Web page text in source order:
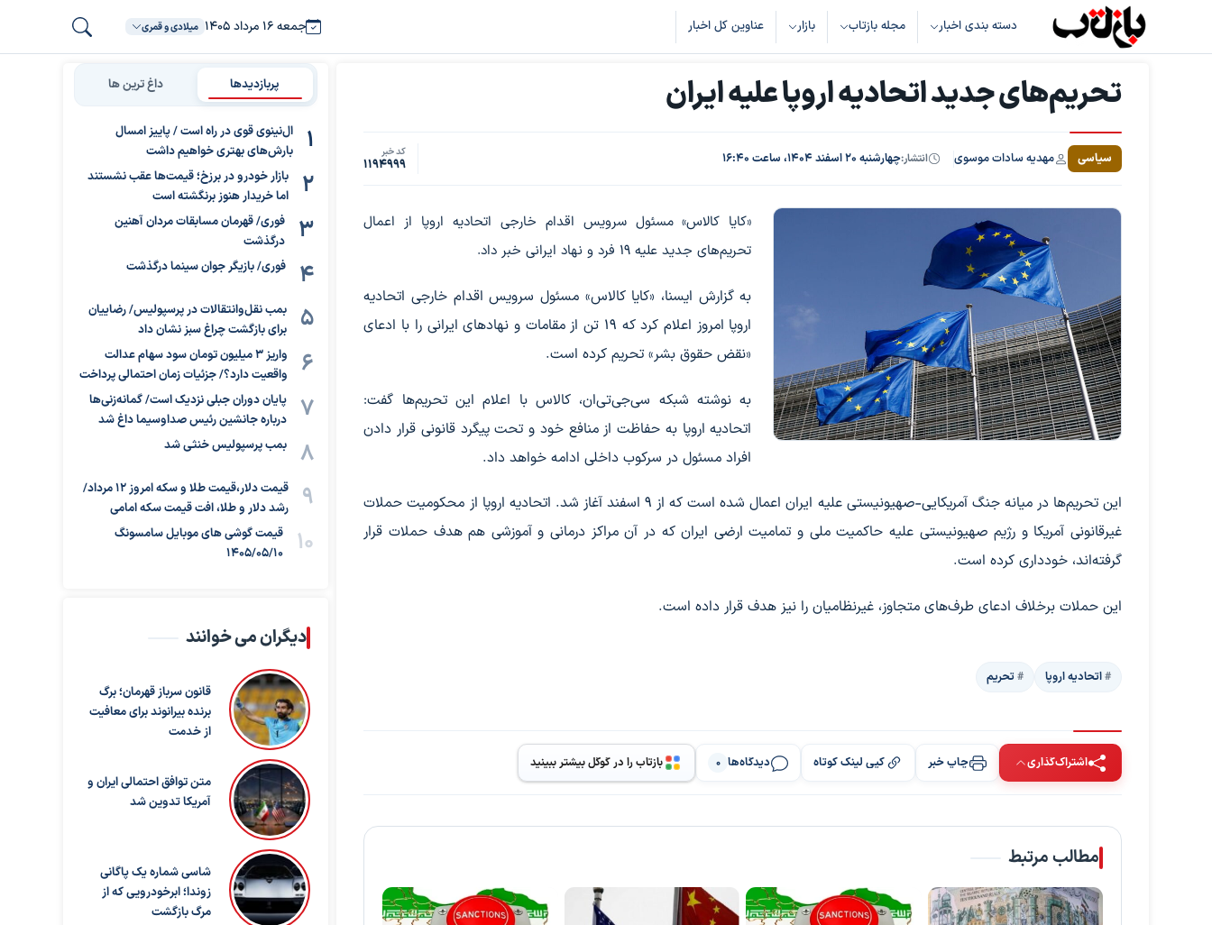
دسته بندی اخبار مجله بازتاب بازار عناوین کل اخبار جمعه ۱۶ مرداد ۱۴۰۵ میلادی و قمری
تحریم‌های جدید اتحادیه اروپا علیه ایران
سیاسی مهدیه سادات موسوی انتشار:چهارشنبه ۲۰ اسفند ۱۴۰۴، ساعت ۱۶:۴۰ کد خبر
1194999
«کایا کالاس» مسئول سرویس اقدام خارجی اتحادیه اروپا از اعمال
تحریم‌های جدید علیه ۱۹ فرد و نهاد ایرانی خبر داد.
به گزارش ایسنا، «کایا کالاس» مسئول سرویس اقدام خارجی اتحادیه
اروپا امروز اعلام کرد که ۱۹ تن از مقامات و نهادهای ایرانی را با ادعای
«نقض حقوق بشر» تحریم کرده است.
به نوشته شبکه سی‌جی‌تی‌ان، کالاس با اعلام این تحریم‌ها گفت:
اتحادیه اروپا به حفاظت از منافع خود و تحت پیگرد قانونی قرار دادن
افراد مسئول در سرکوب داخلی ادامه خواهد داد.
این تحریم‌ها در میانه جنگ آمریکایی-صهیونیستی علیه ایران اعمال شده است که از ۹ اسفند آغاز شد. اتحادیه اروپا از محکومیت حملات
غیرقانونی آمریکا و رژیم صهیونیستی علیه حاکمیت ملی و تمامیت ارضی ایران که در آن مراکز درمانی و آموزشی هم هدف حملات قرار
گرفته‌اند، خودداری کرده است.
این حملات برخلاف ادعای طرف‌های متجاوز، غیرنظامیان را نیز هدف قرار داده است.
اتحادیه اروپا تحریم
اشتراک‌گذاری چاپ خبر کپی لینک کوتاه دیدگاه‌ها 0 بازتاب را در گوگل بیشتر ببینید
مطالب مرتبط
پربازدیدها داغ ترین ها
ال‌نینوی قوی در راه است / پاییز امسال
بارش‌های بهتری خواهیم داشت
بازار خودرو در برزخ؛ قیمت‌ها عقب نشستند
اما خریدار هنوز برنگشته است
فوری/ قهرمان مسابقات مردان آهنین
درگذشت
فوری/ بازیگر جوان سینما درگذشت
بمب نقل‌وانتقالات در پرسپولیس/ رضاییان
برای بازگشت چراغ سبز نشان داد
واریز ۳ میلیون تومان سود سهام عدالت
واقعیت دارد؟/ جزئیات زمان احتمالی پرداخت
پایان دوران جبلی نزدیک است/ گمانه‌زنی‌ها
درباره جانشین رئیس صداوسیما داغ شد
بمب پرسپولیس خنثی شد
قیمت دلار،قیمت طلا و سکه امروز ۱۲ مرداد/
رشد دلار و طلا، افت قیمت سکه امامی
قیمت گوشی های موبایل سامسونگ
1405/05/10
دیگران می خوانند
قانون سرباز قهرمان؛ برگ
برنده بیرانوند برای معافیت
از خدمت
متن توافق احتمالی ایران و
آمریکا تدوین شد
شاسی شماره یک پاگانی
زوندا؛ ابرخودرویی که از
مرگ بازگشت